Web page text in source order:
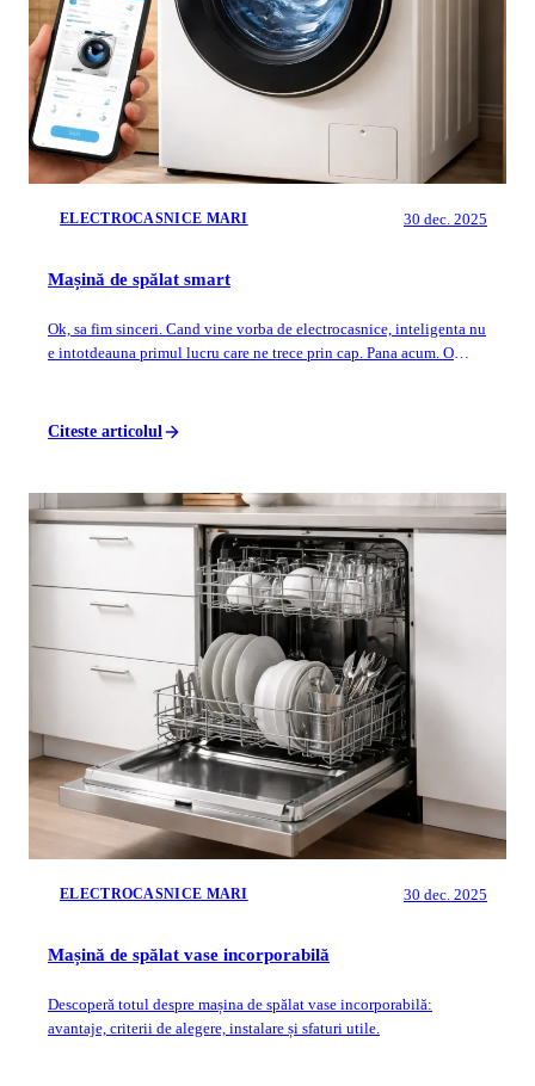
ELECTROCASNICE MARI 30 dec. 2025
Mașină de spălat smart
Ok, sa fim sinceri. Cand vine vorba de electrocasnice, inteligenta nu
e intotdeauna primul lucru care ne trece prin cap. Pana acum. O
Citeste articolul
ELECTROCASNICE MARI 30 dec. 2025
Mașină de spălat vase incorporabilă
Descoperă totul despre mașina de spălat vase incorporabilă:
avantaje, criterii de alegere, instalare și sfaturi utile.